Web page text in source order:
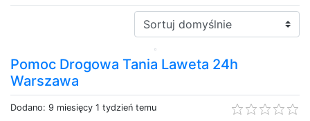
Sortuj:
Pomoc Drogowa Tania Laweta 24h
Warszawa
Dodano: 9 miesięcy 1 tydzień temu